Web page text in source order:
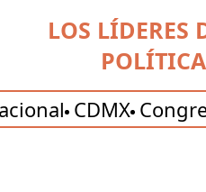
LOS LÍDERES
POLÍTICA
CDMX